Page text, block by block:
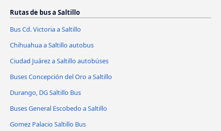
Rutas de bus a Saltillo
Bus Cd. Victoria a Saltillo
Chihuahua a Saltillo autobus
Ciudad Juárez a Saltillo autobúses
Buses Concepción del Oro a Saltillo
Durango, DG Saltillo Bus
Buses General Escobedo a Saltillo
Gomez Palacio Saltillo Bus